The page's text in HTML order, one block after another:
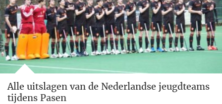
Alle uitslagen van de Nederlandse jeugdteams
tijdens Pasen